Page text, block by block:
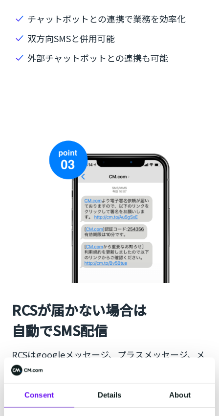
Consent Details About
チャットボットとの連携で業務を効率化
双方向SMSと併用可能
外部チャットボットとの連携も可能
RCSが届かない場合は
自動でSMS配信
RCSはgoogleメッセージ、プラスメッセージ、メ
ッセージアプリで受信することができます。
RCSが届かない端末には自動でSMSで届けます。
企業からのRCSを
受信できない
端末 2026年7月
現在